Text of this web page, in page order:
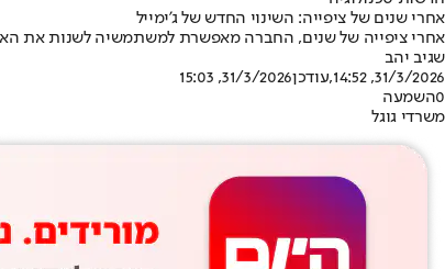
אחרי שנים של ציפייה: השינוי החדש של ג'ימייל
אחרי ציפייה של שנים, החברה מאפשרת למשתמשיה לשנות את
שגיב יהב
31/3/2026, 14:52
,עודכן31/3/2026, 15:03
0השמעה
משרדי גוגל